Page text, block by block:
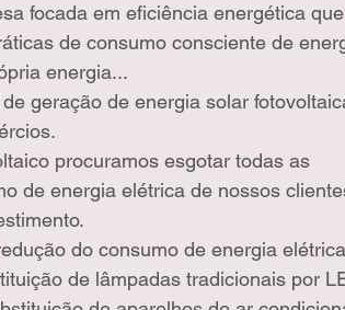
focada em eficiência energética que
de consumo consciente de
energia...
geração de energia solar
procuramos esgotar todas as
de energia elétrica de nossos
do consumo de energia
de lâmpadas tradicionais por